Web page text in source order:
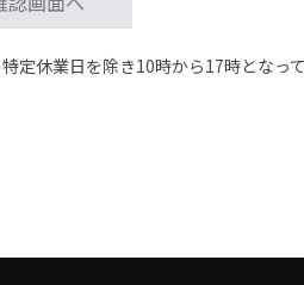
定休業日を除き10時から17時となって